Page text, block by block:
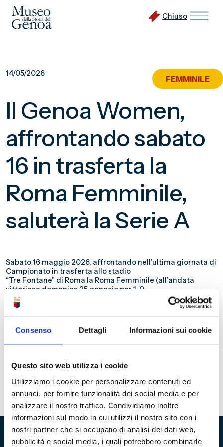
Consenso Dettagli Informazioni sui cookie
Questo sito web utilizza i cookie
Utilizziamo i cookie per personalizzare contenuti ed
annunci, per fornire funzionalità dei social media e per
analizzare il nostro traffico. Condividiamo inoltre
informazioni sul modo in cui utilizzi il nostro sito con i
nostri partner che si occupano di analisi dei dati web,
pubblicità e social media, i quali potrebbero combinarle
Chiuso
14/05/2026
FEMMINILE
Il Genoa Women,
affrontando sabato
16 in trasferta la
Roma Femminile,
saluterà la Serie A
Sabato 16 maggio 2026, affrontando nell’ultima giornata di
Campionato in trasferta allo stadio
“Tre Fontane” di Roma la Roma Femminile (all’andata
vittoriosa domenica 25 gennaio per 1-0
con una rete allo scadere del primo tempo di Manuela
Giugliano nell’unico incontro disputato
dalle due squadre), che ha già «matematicamente»
conquistato lo Scudetto, il Genoa Women si
congederà dalla Serie A, dopo la sua prima – purtroppo
negativa – stagione agonistica nella
avrà inizio alle ore 15,00, sarà visibile su
Rai Sport HD (canale 58 del digitale terrestre).